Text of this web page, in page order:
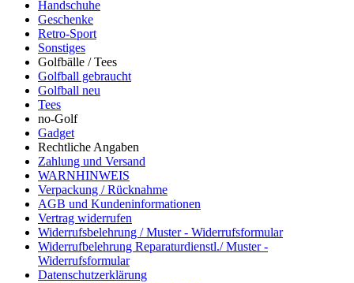
Handschuhe
Geschenke
Retro-Sport
Sonstiges
Golfbälle / Tees
Golfball gebraucht
Golfball neu
Tees
no-Golf
Gadget
Rechtliche Angaben
Zahlung und Versand
WARNHINWEIS
Verpackung / Rücknahme
AGB und Kundeninformationen
Vertrag widerrufen
Widerrufsbelehrung / Muster - Widerrufsformular
Widerrufbelehrung Reparaturdienstl./ Muster -
Widerrufsformular
Datenschutzerklärung